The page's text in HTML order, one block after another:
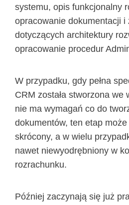
systemu, opis funkcjonalny
opracowanie dokumentacji i
dotyczących architektury
opracowanie procedur
W przypadku, gdy pełna
CRM została stworzona we
nie ma wymagań co do
dokumentów, ten etap
skrócony, a w wielu
nawet niewyodrębniony w
rozrachunku.
Później zaczynają się już